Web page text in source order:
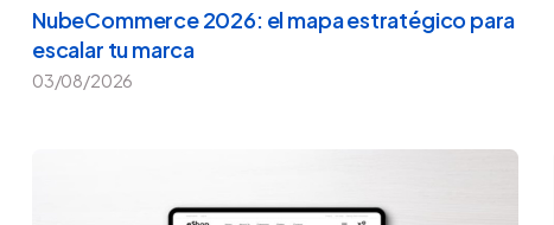
NubeCommerce 2026: el mapa estratégico para
escalar tu marca
03/08/2026